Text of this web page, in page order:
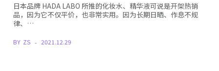
日本品牌 HADA LABO 所推的化妆水、精华液可说是开架热销
品，因为它不仅平价，也非常实用。因为长期日晒、作息不规
律、…
BY ZS 2021.12.29